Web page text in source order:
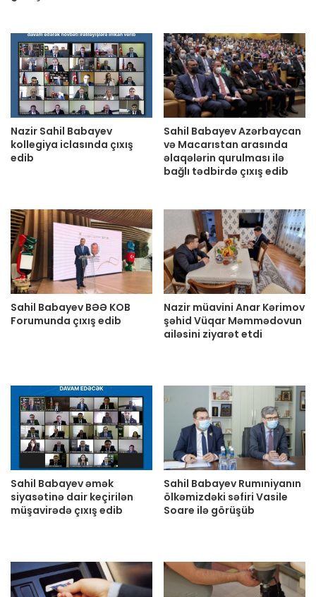
Nazir Sahil Babayev
kollegiya iclasında çıxış
edib
Sahil Babayev Azərbaycan
və Macarıstan arasında
əlaqələrin qurulması ilə
bağlı tədbirdə çıxış edib
Sahil Babayev BƏƏ KOB
Forumunda çıxış edib
Nazir müavini Anar Kərimov
şəhid Vüqar Məmmədovun
ailəsini ziyarət etdi
Sahil Babayev əmək
siyasətinə dair keçirilən
müşavirədə çıxış edib
Sahil Babayev Rumıniyanın
ölkəmizdəki səfiri Vasile
Soare ilə görüşüb